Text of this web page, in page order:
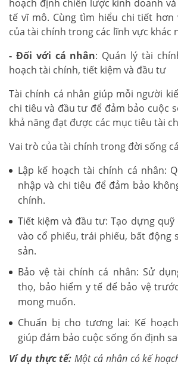
hoạch định chiến lược kinh doanh
tế vĩ mô. Cùng tìm hiểu chi tiết
của tài chính trong các lĩnh vực khác
- Đối với cá nhân: Quản lý tài
hoạch tài chính, tiết kiệm và đầu tư
Tài chính cá nhân giúp mỗi người
chi tiêu và đầu tư để đảm bảo cuộc
khả năng đạt được các mục tiêu tài
Vai trò của tài chính trong đời sống
Lập kế hoạch tài chính cá nhân:
nhập và chi tiêu để đảm bảo
chính.
Tiết kiệm và đầu tư: Tạo dựng
vào cổ phiếu, trái phiếu, bất động
sản.
Bảo vệ tài chính cá nhân: Sử
thọ, bảo hiểm y tế để bảo vệ
mong muốn.
Chuẩn bị cho tương lai: Kế
giúp đảm bảo cuộc sống ổn định
Ví dụ thực tế:Một cá nhân có kế